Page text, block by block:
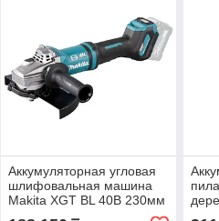
Аккумуляторная угловая
шлифовальная машина
Makita XGT BL 40В 230мм